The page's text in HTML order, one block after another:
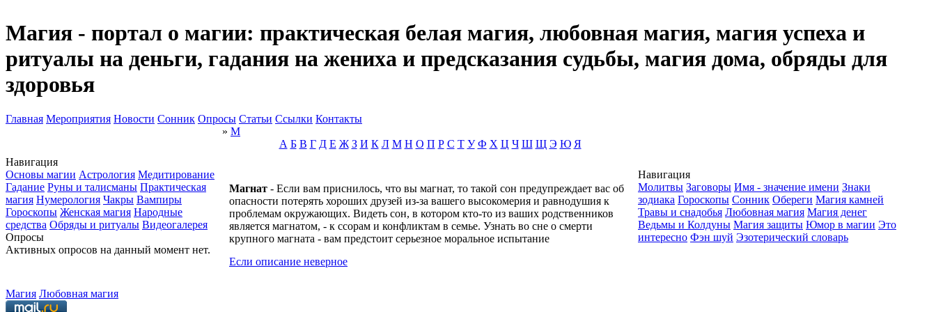
Магия - портал о магии: практическая белая магия, любовная магия, магия успеха и
ритуалы на деньги, гадания на жениха и предсказания судьбы, магия дома, обряды для
здоровья
Главная Мероприятия Новости Сонник Опросы Статьи Ссылки Контакты
Навигация
Основы магии Астрология Медитирование
Гадание Руны и талисманы Практическая
магия Нумерология Чакры Вампиры
Гороскопы Женская магия Народные
средства Обряды и ритуалы Видеогалерея
Опросы
Активных опросов на данный момент нет.
» М
А Б В Г Д Е Ж З И К Л М Н О П Р С Т У Ф Х Ц Ч Ш Щ Э Ю Я
Магнат - Если вам приснилось, что вы магнат, то такой сон предупреждает вас об
опасности потерять хороших друзей из-за вашего высокомерия и равнодушия к
проблемам окружающих. Видеть сон, в котором кто-то из ваших родственников
является магнатом, - к ссорам и конфликтам в семье. Узнать во сне о смерти
крупного магната - вам предстоит серьезное моральное испытание
Если описание неверное
Навигация
Молитвы Заговоры Имя - значение имени Знаки
зодиака Гороскопы Сонник Обереги Магия камней
Травы и снадобья Любовная магия Магия денег
Ведьмы и Колдуны Магия защиты Юмор в магии Это
интересно Фэн шуй Эзотерический словарь
Магия Любовная магия